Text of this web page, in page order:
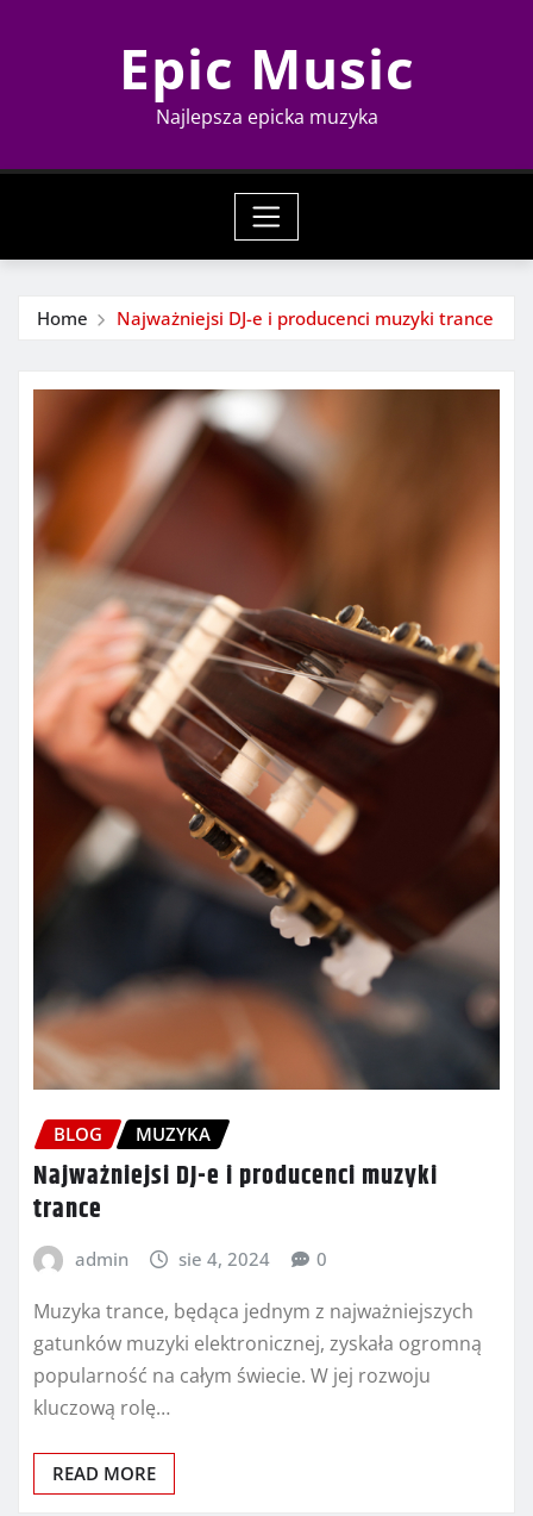
Epic Music
Najlepsza epicka muzyka
Home Najważniejsi DJ-e i producenci muzyki trance
BLOG MUZYKA
Najważniejsi DJ-e i producenci muzyki
trance
admin sie 4, 2024 0
Muzyka trance, będąca jednym z najważniejszych
gatunków muzyki elektronicznej, zyskała ogromną
popularność na całym świecie. W jej rozwoju
kluczową rolę…
READ MORE